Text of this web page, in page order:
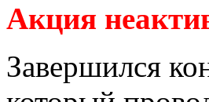
Акция
Завершился